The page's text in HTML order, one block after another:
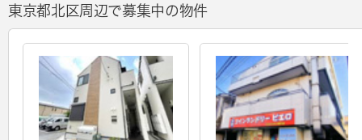
東京都北区周辺で募集中の物件